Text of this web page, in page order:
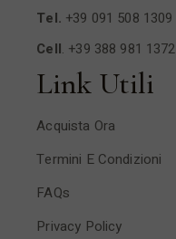
Tel. +39 091 508 1309
Cell. +39 388 981 1372
Link Utili
Acquista Ora
Termini E Condizioni
FAQs
Privacy Policy